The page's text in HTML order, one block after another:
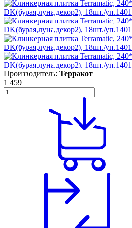
Производитель: Терракот
1 459